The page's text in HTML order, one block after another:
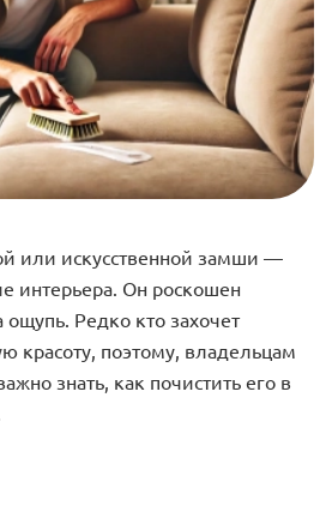
или искусственной замши —
интерьера. Он роскошен
Редко кто захочет
красоту, поэтому, владельцам
знать, как почистить его в